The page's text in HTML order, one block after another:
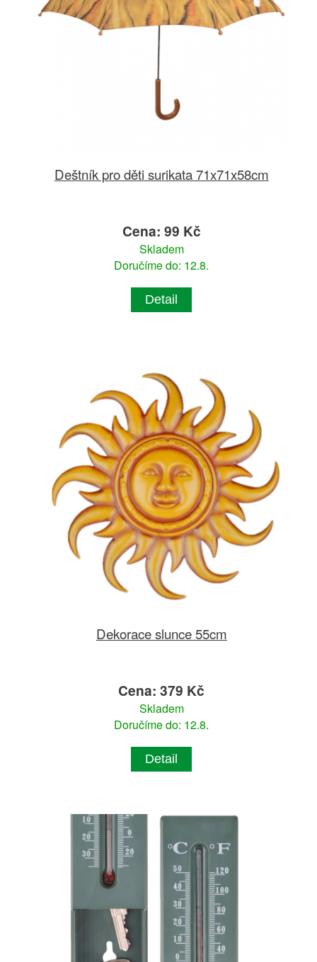
Deštník pro děti surikata 71x71x58cm
Cena: 99 Kč
Skladem
Doručíme do: 12.8.
Detail
Dekorace slunce 55cm
Cena: 379 Kč
Skladem
Doručíme do: 12.8.
Detail